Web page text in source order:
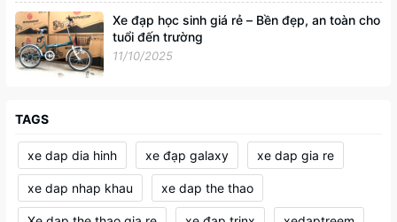
Xe đạp học sinh giá rẻ – Bền đẹp, an toàn cho
tuổi đến trường
11/10/2025
TAGS
xe dap dia hinh xe đạp galaxy xe dap gia re
xe dap nhap khau xe dap the thao